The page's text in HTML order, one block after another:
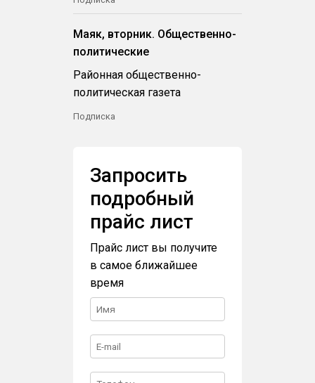
Маяк, вторник. Общественно-
политические
Районная общественно-
политическая газета
Подписка
Запросить
подробный
прайс лист
Прайс лист вы получите
в самое ближайшее
время